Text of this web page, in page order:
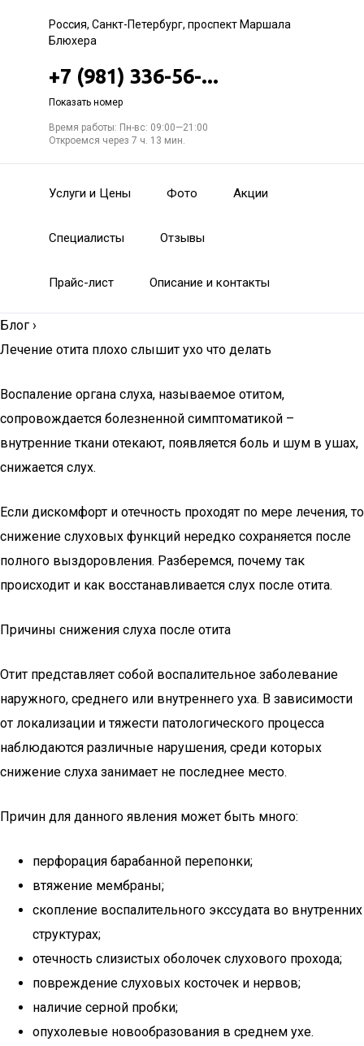
Россия, Санкт-Петербург, проспект Маршала
Блюхера
+7 (981) 336-56-...
Показать номер
Время работы: Пн-вс: 09:00—21:00
Откроемся через 7 ч. 13 мин.
Услуги и Цены Фото Акции
Специалисты Отзывы
Прайс-лист Описание и контакты
Блог ›
Лечение отита плохо слышит ухо что делать
Воспаление органа слуха, называемое отитом,
сопровождается болезненной симптоматикой –
внутренние ткани отекают, появляется боль и шум в ушах,
снижается слух.
Если дискомфорт и отечность проходят по мере лечения, то
снижение слуховых функций нередко сохраняется после
полного выздоровления. Разберемся, почему так
происходит и как восстанавливается слух после отита.
Причины снижения слуха после отита
Отит представляет собой воспалительное заболевание
наружного, среднего или внутреннего уха. В зависимости
от локализации и тяжести патологического процесса
наблюдаются различные нарушения, среди которых
снижение слуха занимает не последнее место.
Причин для данного явления может быть много:
перфорация барабанной перепонки;
втяжение мембраны;
скопление воспалительного экссудата во внутренних
структурах;
отечность слизистых оболочек слухового прохода;
повреждение слуховых косточек и нервов;
наличие серной пробки;
опухолевые новообразования в среднем ухе.